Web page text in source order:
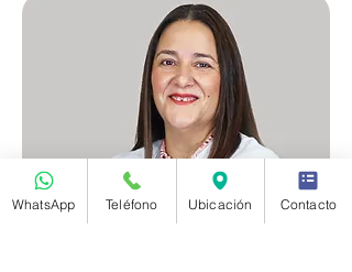
WhatsApp Teléfono Ubicación Contacto